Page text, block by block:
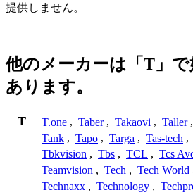
提供しません。
他のメーカーは「T」
あります。
T T.one , Taber , Takaovi , Taller ,
Tank , Tapo , Targa , Tas-tech ,
Tbkvision , Tbs , TCL , Tcs
Teamvision , Tech , Tech World
Technaxx , Technology ,